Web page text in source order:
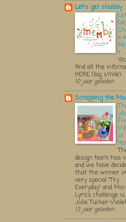
Let's get shabby
e
find all the
HERE (big smile)
10 jaar geleden
Scrapping the
ul
design team has
and we have
that the winner
very special "Try
Everyday" and
Lyrics challenge
Julie Tucker-
13 jaar geleden